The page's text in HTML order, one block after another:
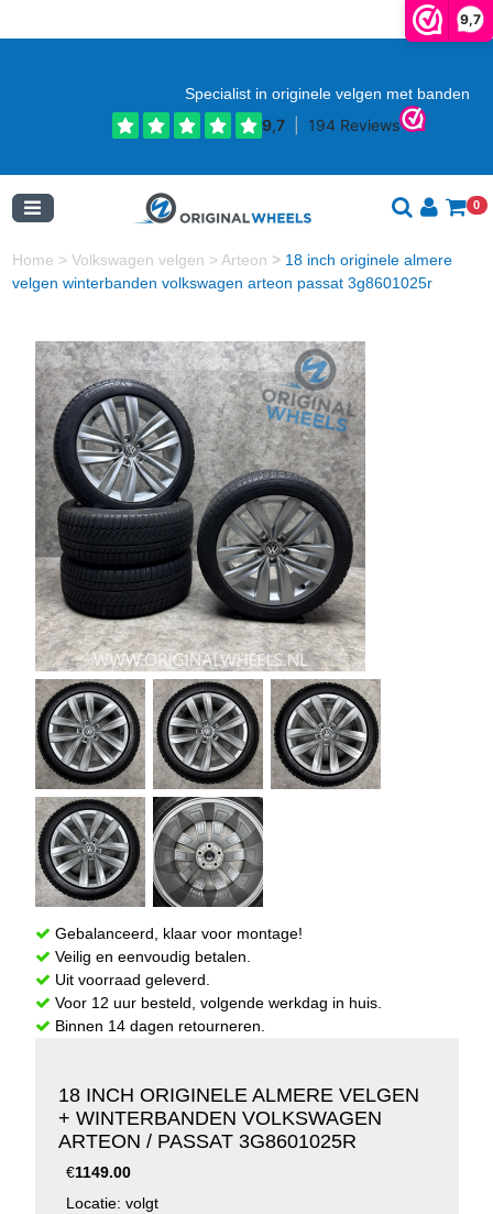
9,7
Specialist in originele velgen met banden
0
Home > Volkswagen velgen >Arteon > 18 inch originele almere
velgen winterbanden volkswagen arteon passat 3g8601025r
Gebalanceerd, klaar voor montage!
Veilig en eenvoudig betalen.
Uit voorraad geleverd.
Voor 12 uur besteld, volgende werkdag in huis.
Binnen 14 dagen retourneren.
18 INCH ORIGINELE ALMERE VELGEN
+ WINTERBANDEN VOLKSWAGEN
ARTEON / PASSAT 3G8601025R
€1149.00
Locatie: volgt